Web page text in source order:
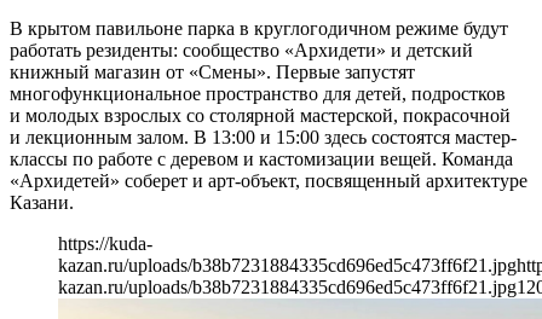
В крытом павильоне парка в круглогодичном режиме будут
работать резиденты: сообщество «Архидети» и детский
книжный магазин от «Смены». Первые запустят
многофункциональное пространство для детей, подростков
и молодых взрослых со столярной мастерской, покрасочной
и лекционным залом. В 13:00 и 15:00 здесь состоятся мастер-
классы по работе с деревом и кастомизации вещей. Команда
«Архидетей» соберет и арт-объект, посвященный архитектуре
Казани.
https://kuda-
kazan.ru/uploads/b38b7231884335cd696ed5c473ff6f21.jpg
kazan.ru/uploads/b38b7231884335cd696ed5c473ff6f21.jpg